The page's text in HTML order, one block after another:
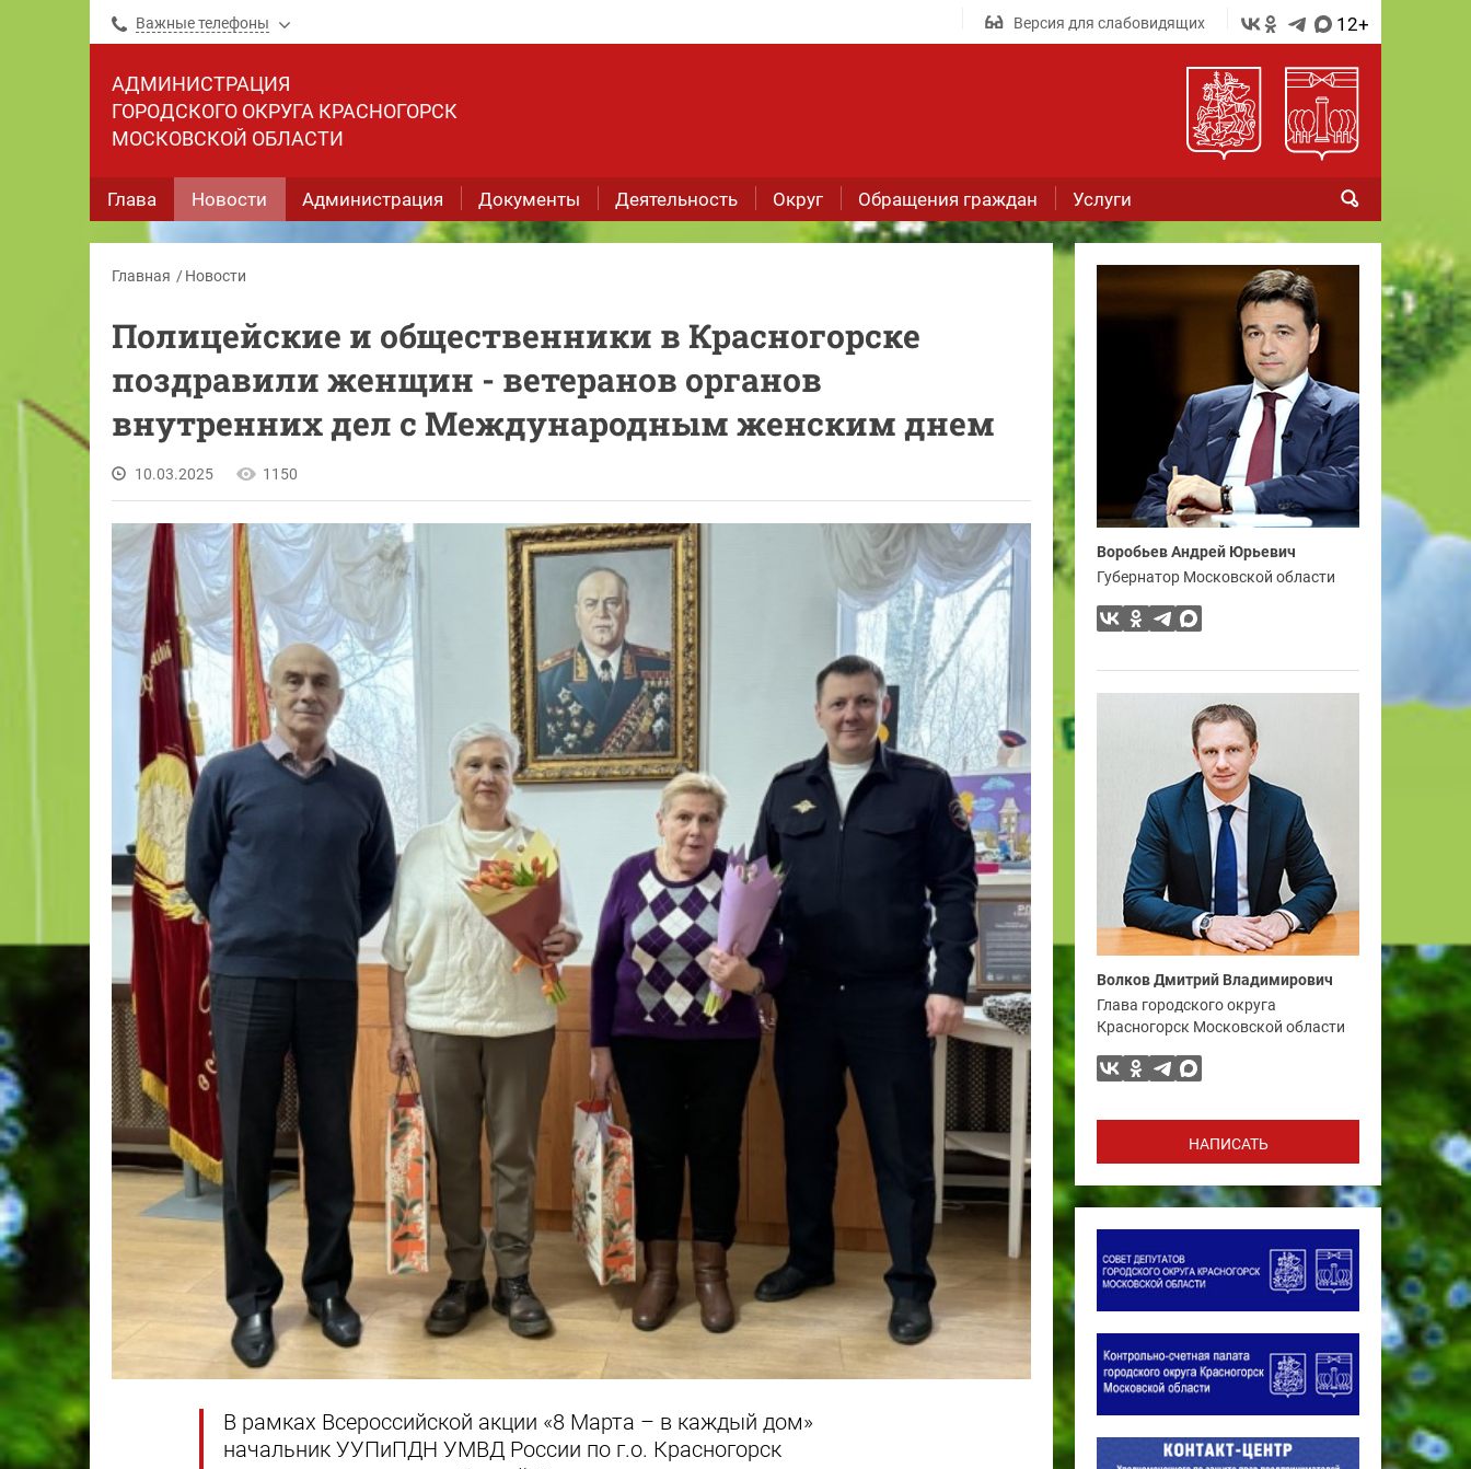
Важные телефоны Версия для слабовидящих 12+
АДМИНИСТРАЦИЯ
ГОРОДСКОГО ОКРУГА КРАСНОГОРСК
МОСКОВСКОЙ ОБЛАСТИ
Глава Новости Администрация Документы Деятельность Округ Обращения граждан Услуги
Главная Новости
Полицейские и общественники в Красногорске
поздравили женщин - ветеранов органов
внутренних дел с Международным женским днем
10.03.2025 1150
В рамках Всероссийской акции «8 Марта – в каждый дом»
начальник УУПиПДН УМВД России по г.о. Красногорск
Воробьев Андрей Юрьевич
Губернатор Московской области
Волков Дмитрий Владимирович
Глава городского округа
Красногорск Московской области
НАПИСАТЬ